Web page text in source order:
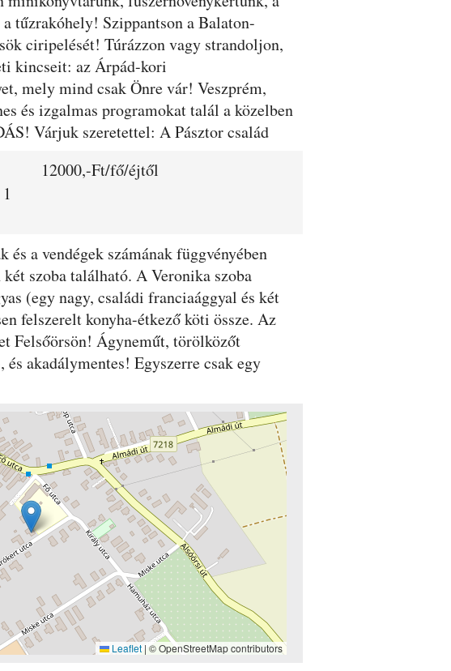
tűzrakóhely! Szippantson a Balaton-
ciripelését! Túrázzon vagy strandoljon,
kincseit: az Árpád-kori
mely mind csak Önre vár! Veszprém,
és izgalmas programokat talál a közelben
Várjuk szeretettel: A Pásztor család
12000,-Ft/fő/éjtől
a vendégek számának függvényében
szoba található. A Veronika szoba
(egy nagy, családi franciaággyal és két
felszerelt konyha-étkező köti össze. Az
Felsőörsön! Ágyneműt, törölközőt
akadálymentes! Egyszerre csak egy
Leaflet | © OpenStreetMap contributors